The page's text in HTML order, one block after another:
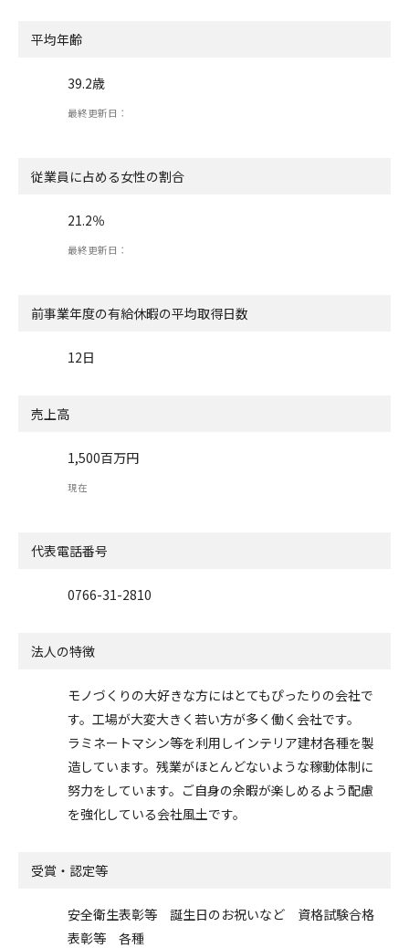
平均年齢
39.2歳
最終更新日：
従業員に占める女性の割合
21.2％
最終更新日：
前事業年度の有給休暇の平均取得日数
12日
売上高
1,500百万円
現在
代表電話番号
0766-31-2810
法人の特徴
モノづくりの大好きな方にはとてもぴったりの会社で
す。工場が大変大きく若い方が多く働く会社です。
ラミネートマシン等を利用しインテリア建材各種を製
造しています。残業がほとんどないような稼動体制に
努力をしています。ご自身の余暇が楽しめるよう配慮
を強化している会社風土です。
受賞・認定等
安全衛生表彰等 誕生日のお祝いなど 資格試験合格
表彰等 各種